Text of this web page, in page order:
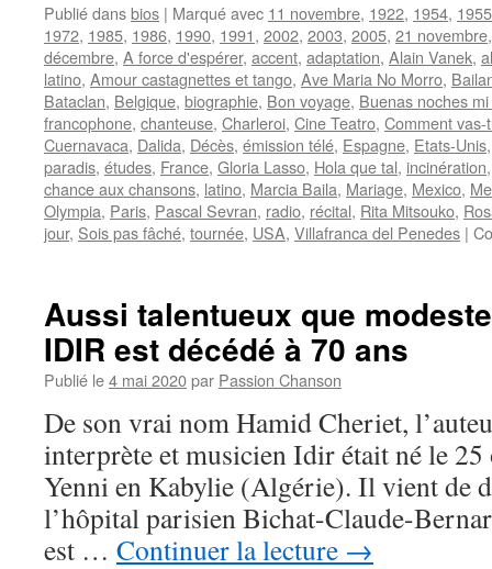
Publié dansbios | Marqué avec 11 novembre, 1922, 1954, 1955
1972, 1985, 1986, 1990, 1991, 2002, 2003, 2005, 21 novembre
décembre, A force d'espérer, accent, adaptation, Alain Vanek,
latino, Amour castagnettes et tango, Ave Maria No Morro,
Bataclan, Belgique, biographie, Bon voyage, Buenas noches
francophone, chanteuse, Charleroi, Cine Teatro, Comment vas-
Cuernavaca, Dalida, Décès, émission télé, Espagne, Etats-Unis
paradis, études, France, Gloria Lasso, Hola que tal, incinération
chance aux chansons, latino, Marcia Baila, Mariage, Mexico,
Olympia, Paris, Pascal Sevran, radio, récital, Rita Mitsouko,
jour, Sois pas fâché, tournée, USA, Villafranca del Penedes |
Aussi talentueux que
IDIR est décédé à 70 ans
Publié le4 mai 2020par Passion Chanson
De son vrai nom Hamid Cheriet,
interprète et musicien Idir était né le
Yenni en Kabylie (Algérie). Il vient de
l’hôpital parisien Bichat-Claude-
est … Continuer la lecture →